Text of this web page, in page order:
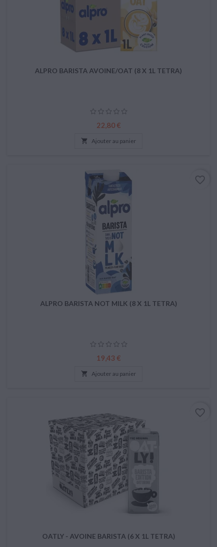
ALPRO BARISTA AVOINE/OAT (8 X 1L TETRA)
Prix
22,80 €
 Ajouter au panier
ALPRO BARISTA NOT MILK (8 X 1L TETRA)
Prix
19,43 €
 Ajouter au panier
favorite_border
OATLY - AVOINE BARISTA (6 X 1L TETRA)
favorite_border